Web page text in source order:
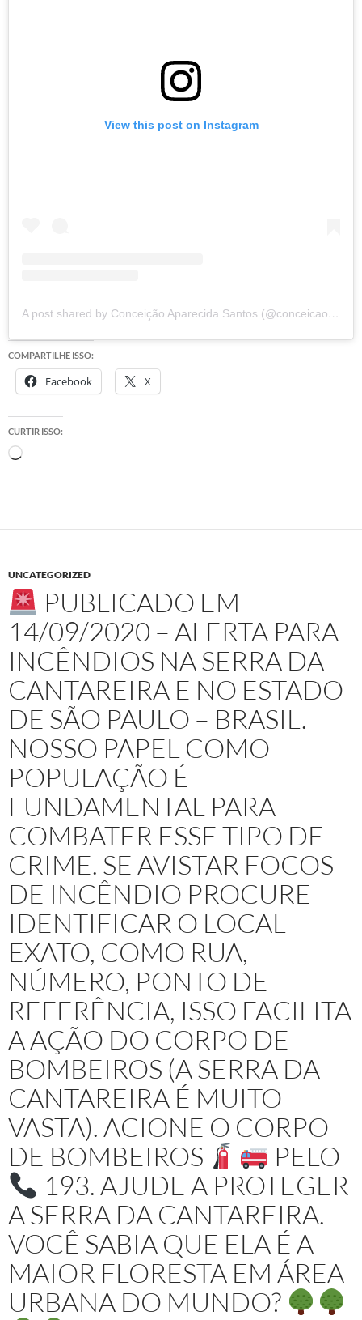
View this post on Instagram
A post shared by Conceição Aparecida Santos (@conceicao.a.santos)
COMPARTILHE ISSO:
Facebook X
CURTIR ISSO:
Carregando...
UNCATEGORIZED
PUBLICADO EM
14/09/2020 – ALERTA PARA
INCÊNDIOS NA SERRA DA
CANTAREIRA E NO ESTADO
DE SÃO PAULO – BRASIL.
NOSSO PAPEL COMO
POPULAÇÃO É
FUNDAMENTAL PARA
COMBATER ESSE TIPO DE
CRIME. SE AVISTAR FOCOS
DE INCÊNDIO PROCURE
IDENTIFICAR O LOCAL
EXATO, COMO RUA,
NÚMERO, PONTO DE
REFERÊNCIA, ISSO FACILITA
A AÇÃO DO CORPO DE
BOMBEIROS (A SERRA DA
CANTAREIRA É MUITO
VASTA). ACIONE O CORPO
DE BOMBEIROS
PELO
193. AJUDE A PROTEGER
A SERRA DA CANTAREIRA.
VOCÊ SABIA QUE ELA É A
MAIOR FLORESTA EM ÁREA
URBANA DO MUNDO?